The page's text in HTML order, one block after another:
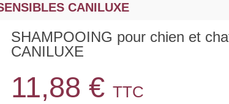
CANILUXE
SHAMPOOING pour chien et
CANILUXE
11,88 €TTC